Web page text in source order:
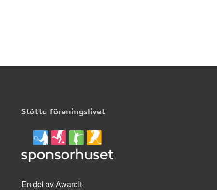
Stötta föreningslivet
En del av AwardIt